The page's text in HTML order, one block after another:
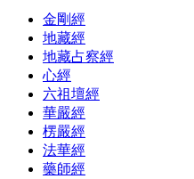
金剛經
地藏經
地藏占察經
心經
六祖壇經
華嚴經
楞嚴經
法華經
藥師經